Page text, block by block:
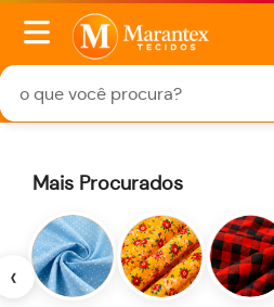
‹
Mais Procurados